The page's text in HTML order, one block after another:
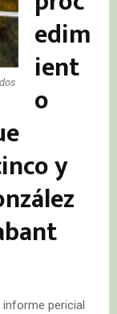
edim
ient
o
y
informe pericial